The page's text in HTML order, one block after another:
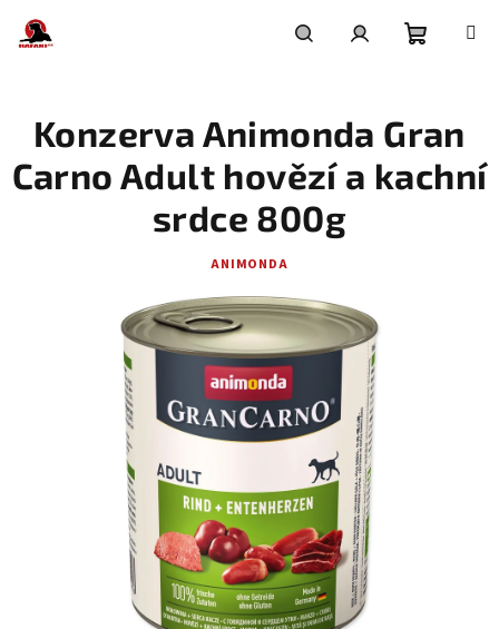
obsah
košík
Konzerva Animonda Gran
Carno Adult hovězí a kachní
srdce 800g
ANIMONDA